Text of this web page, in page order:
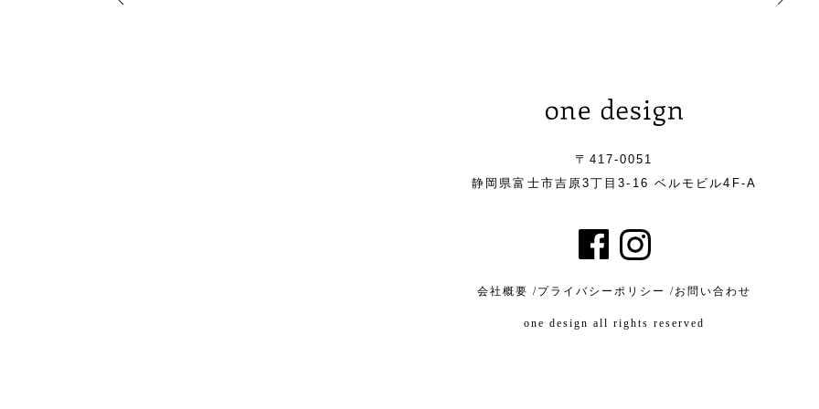
〒417-0051
静岡県富士市吉原3丁目3-16 ベルモビル4F-A
会社概要 /プライバシーポリシー /お問い合わせ
one design all rights reserved